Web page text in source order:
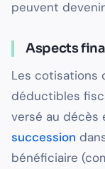
peuvent
Aspects
Les cotisations
déductibles
versé au décès
succession
bénéficiaire